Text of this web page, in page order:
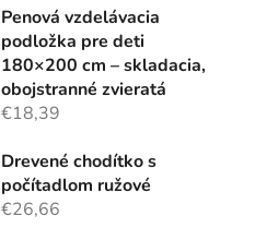
Penová vzdelávacia
podložka pre deti
180×200 cm – skladacia,
obojstranné zvieratá
€18,39
Drevené chodítko s
počítadlom ružové
€26,66